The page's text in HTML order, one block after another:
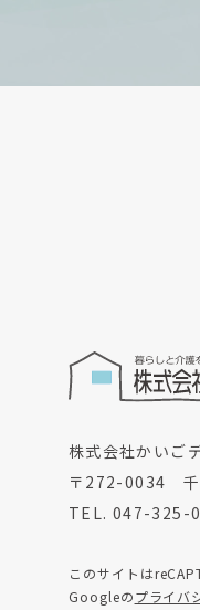
株式会社かいご
〒272-0034 千
TEL. 047-325-
このサイトは
Googleのプライバ